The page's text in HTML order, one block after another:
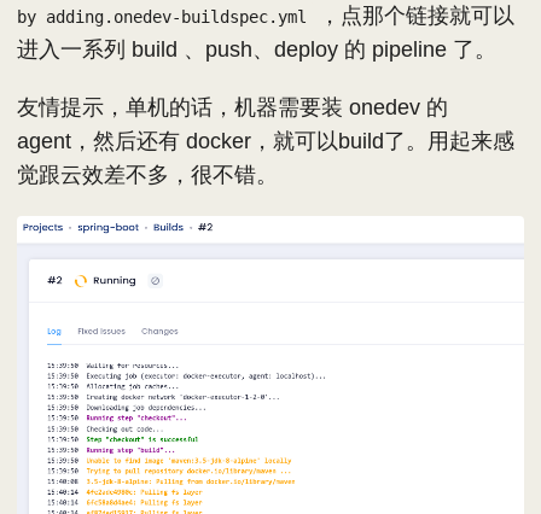
by adding.onedev-buildspec.yml
，点那个链接就可以
进入一系列 build 、push、deploy 的 pipeline 了。
友情提示，单机的话，机器需要装 onedev 的
agent，然后还有 docker，就可以build了。用起来感
觉跟云效差不多，很不错。